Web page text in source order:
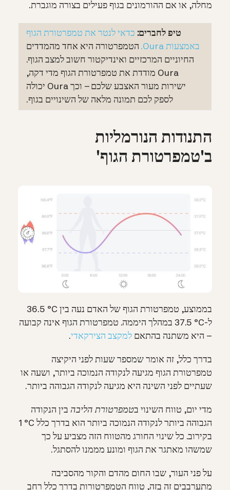
מחלה, או אם ההורמונים בגוף פעילים בצורה מוגברת.
טיפ לחברים: כדאי לנטר את טמפרטורת הגוף
באמצעות Oura.
הטמפרטורה היא אחד מהמדדים
החיוניים המרכזיים ואינדיקטור חשוב למצב הגוף.
Oura מודדת את טמפרטורת הגוף מדי דקה,
ישירות מעור האצבע שלכם – וכך Oura יכולה
לספק לכם תמונה מלאה של השינויים בגוף.
התנודות הנורמליות
ב'טמפרטורת הגוף'
בממוצע, טמפרטורת הגוף של האדם נעה בין ‏C‏° ‏36.5‎
ל-‏37.5‎ °C‎ במהלך היממה. טמפרטורת הגוף אינה קבועה
– היא משתנה בהתאם למקצב הצירקאדי.
בדרך כלל, זה אומר שמספר שעות לפני היקיצה
טמפרטורת הגוף מגיעה לנקודה הנמוכה ביותר, ושעה או
שעתיים לפני השינה היא מגיעה לנקודה הגבוהה ביותר.
מדי יום, טווח השינוי בטמפרטורת הליבה בין הנקודה
הגבוהה ביותר לנקודה הנמוכה ביותר הוא בדרך כלל ‏1‎ °C‎
בקירוב. כל שינוי החורג מהטווח הזה מצביע על כך
שמשהו מאתגר את הגוף ומונע מממנו להסתגל.
על פני העור, שבו החום מהדם והקור מהסביבה
מתערבבים זה בזה, טווח הטמפרטורות בדרך כלל רחב